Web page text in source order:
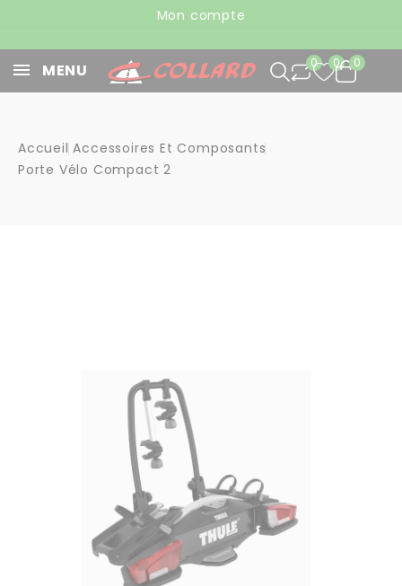
Panneau de gestion des cookies
Mon compte
MENU 0 0 0
Accueil Accessoires Et Composants
Porte Vélo Compact 2